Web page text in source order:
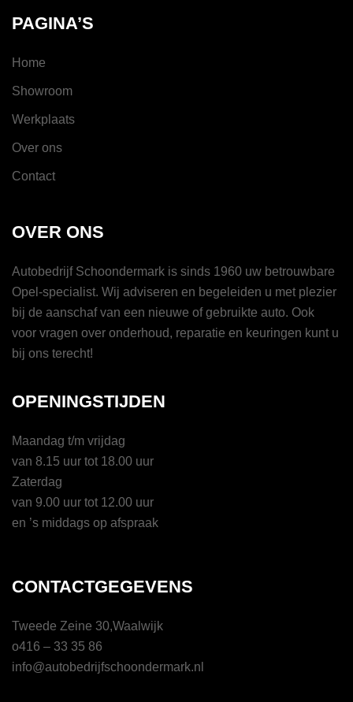
PAGINA’S
Home
Showroom
Werkplaats
Over ons
Contact
OVER ONS
Autobedrijf Schoondermark is sinds 1960 uw betrouwbare
Opel-specialist. Wij adviseren en begeleiden u met plezier
bij de aanschaf van een nieuwe of gebruikte auto. Ook
voor vragen over onderhoud, reparatie en keuringen kunt u
bij ons terecht!
OPENINGSTIJDEN
Maandag t/m vrijdag
van 8.15 uur tot 18.00 uur
Zaterdag
van 9.00 uur tot 12.00 uur
en ’s middags op afspraak
CONTACTGEGEVENS
Tweede Zeine 30,Waalwijk
o416 – 33 35 86
info@autobedrijfschoondermark.nl